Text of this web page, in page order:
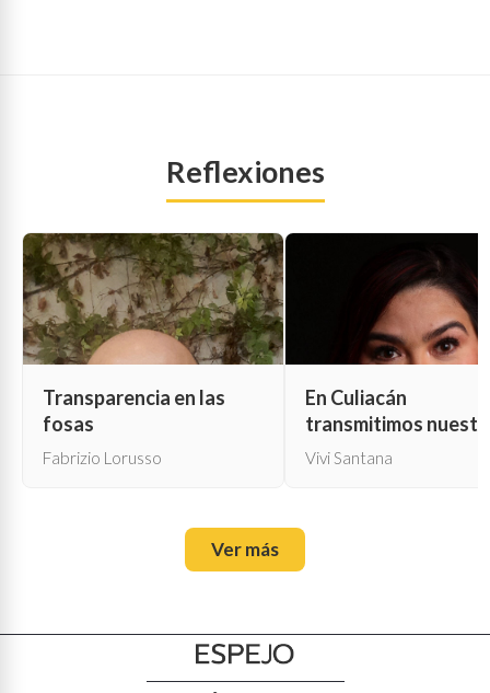
Reflexiones
Transparencia en las
fosas
Fabrizio Lorusso
En Culiacán
transmitimos
propia muerte
Vivi Santana
Ver más